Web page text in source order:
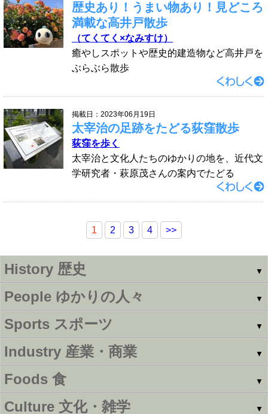
歴史あり！うまい物あり！見どころ
満載な高井戸散歩
（てくてく×なみすけ）
癒やしスポットや歴史的建造物など高井戸を
ぶらぶら散歩
掲載日：2023年06月19日
太宰治の足跡をたどる荻窪散歩
荻窪を歩く
太宰治と文化人たちのゆかりの地を、近代文
学研究者・萩原茂さんの案内でたどる
1 2 3 4 >>
History 歴史 ▼
People ゆかりの人々 ▼
Sports スポーツ ▼
Industry 産業・商業 ▼
Foods 食 ▼
Culture 文化・雑学 ▼